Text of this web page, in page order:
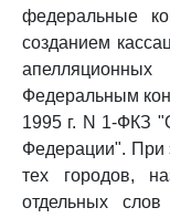
федеральные
созданием
Федеральным
1995 г. N 1-ФКЗ
Федерации". При
тех городов,
отдельных